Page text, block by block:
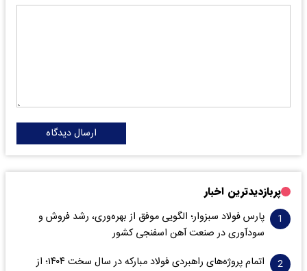
ارسال دیدگاه
پربازدیدترین اخبار
پارس فولاد سبزوار؛ الگویی موفق از بهره‌وری، رشد فروش و
سود‌آوری در صنعت آهن اسفنجی کشور
اتمام پروژه‌های راهبردی فولاد مبارکه در سال سخت ۱۴۰۴؛ از